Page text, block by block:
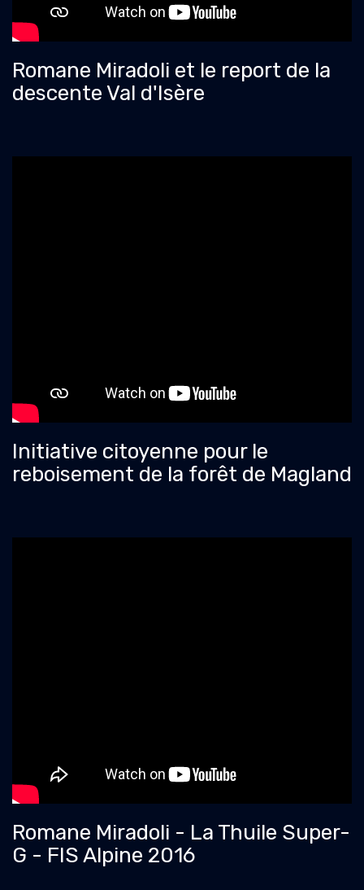
Romane Miradoli et le report de la
descente Val d'Isère
Initiative citoyenne pour le
reboisement de la forêt de Magland
Romane Miradoli - La Thuile Super-
G - FIS Alpine 2016